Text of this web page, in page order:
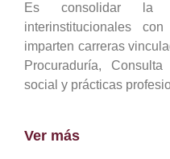
Es consolidar la
interinstitucionales
imparten carreras
Procuraduría,
social y prácticas
Ver más